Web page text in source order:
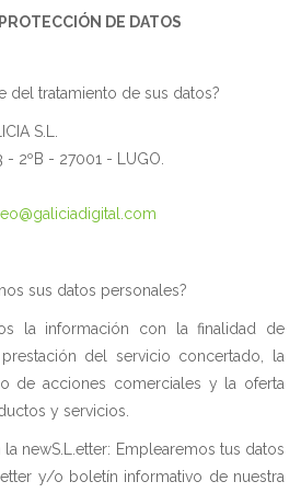
DE DATOS
del tratamiento de sus datos?
S.L.
- 2ºB - 27001 - LUGO.
sus datos personales?
la información con la finalidad de
del servicio concertado, la
de acciones comerciales y la oferta
y servicios.
newS.L.etter: Emplearemos tus datos
y/o boletín informativo de nuestra